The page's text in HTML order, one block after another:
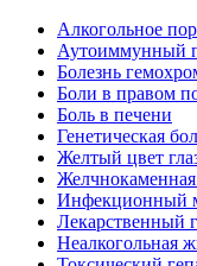
Алкогольное
Аутоиммунный
Болезнь
Боли в правом
Боль в печени
Генетическая
Желтый цвет
Желчнокаменная
Инфекционный
Лекарственный
Неалкогольная